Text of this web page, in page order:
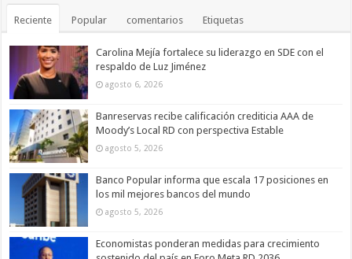
Reciente Popular comentarios Etiquetas
Carolina Mejía fortalece su liderazgo en SDE con el
respaldo de Luz Jiménez
agosto 6, 2026
Banreservas recibe calificación crediticia AAA de
Moody’s Local RD con perspectiva Estable
agosto 5, 2026
Banco Popular informa que escala 17 posiciones en
los mil mejores bancos del mundo
agosto 5, 2026
Economistas ponderan medidas para crecimiento